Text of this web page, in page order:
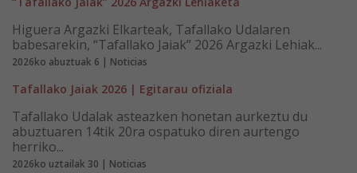
Higuera Argazki Elkarteak, Tafallako Udalaren
babesarekin, “Tafallako Jaiak” 2026 Argazki Lehiak...
2026ko abuztuak 6 | Noticias
Tafallako Jaiak 2026 | Egitarau ofiziala
Tafallako Udalak asteazken honetan aurkeztu du
abuztuaren 14tik 20ra ospatuko diren aurtengo
herriko...
2026ko uztailak 30 | Noticias